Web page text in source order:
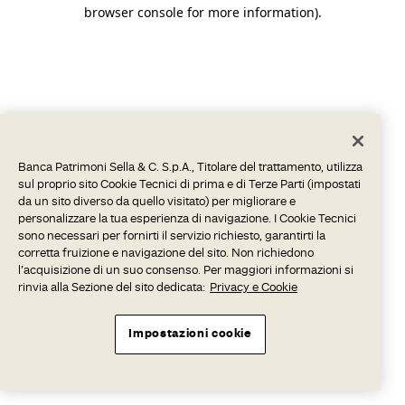
browser console for more information).
Banca Patrimoni Sella & C. S.p.A., Titolare del trattamento, utilizza
sul proprio sito Cookie Tecnici di prima e di Terze Parti (impostati
da un sito diverso da quello visitato) per migliorare e
personalizzare la tua esperienza di navigazione. I Cookie Tecnici
sono necessari per fornirti il servizio richiesto, garantirti la
corretta fruizione e navigazione del sito. Non richiedono
l’acquisizione di un suo consenso. Per maggiori informazioni si
rinvia alla Sezione del sito dedicata: Privacy e Cookie
Impostazioni cookie